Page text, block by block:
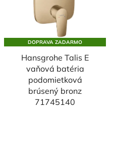
DOPRAVA ZADARMO
Hansgrohe Talis E
vaňová batéria
podomietková
brúsený bronz
71745140